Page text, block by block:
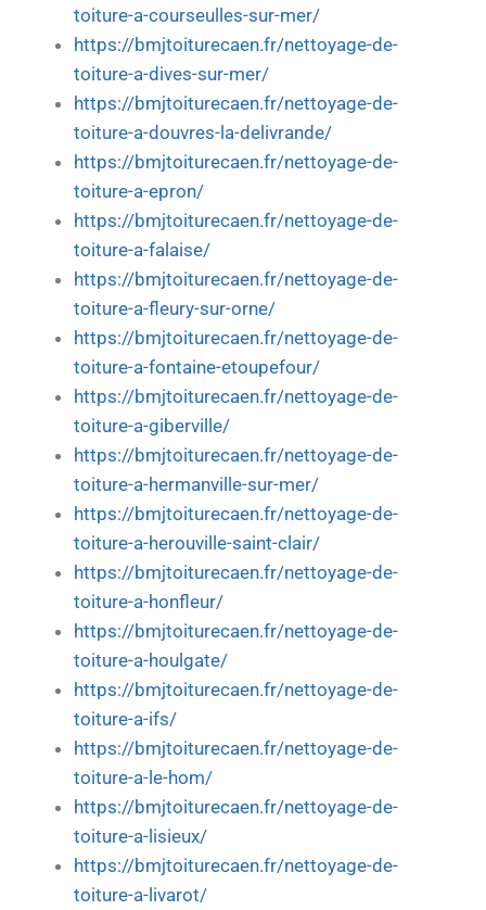
toiture-a-courseulles-sur-mer/
https://bmjtoiturecaen.fr/nettoyage-de-
toiture-a-dives-sur-mer/
https://bmjtoiturecaen.fr/nettoyage-de-
toiture-a-douvres-la-delivrande/
https://bmjtoiturecaen.fr/nettoyage-de-
toiture-a-epron/
https://bmjtoiturecaen.fr/nettoyage-de-
toiture-a-falaise/
https://bmjtoiturecaen.fr/nettoyage-de-
toiture-a-fleury-sur-orne/
https://bmjtoiturecaen.fr/nettoyage-de-
toiture-a-fontaine-etoupefour/
https://bmjtoiturecaen.fr/nettoyage-de-
toiture-a-giberville/
https://bmjtoiturecaen.fr/nettoyage-de-
toiture-a-hermanville-sur-mer/
https://bmjtoiturecaen.fr/nettoyage-de-
toiture-a-herouville-saint-clair/
https://bmjtoiturecaen.fr/nettoyage-de-
toiture-a-honfleur/
https://bmjtoiturecaen.fr/nettoyage-de-
toiture-a-houlgate/
https://bmjtoiturecaen.fr/nettoyage-de-
toiture-a-ifs/
https://bmjtoiturecaen.fr/nettoyage-de-
toiture-a-le-hom/
https://bmjtoiturecaen.fr/nettoyage-de-
toiture-a-lisieux/
https://bmjtoiturecaen.fr/nettoyage-de-
toiture-a-livarot/